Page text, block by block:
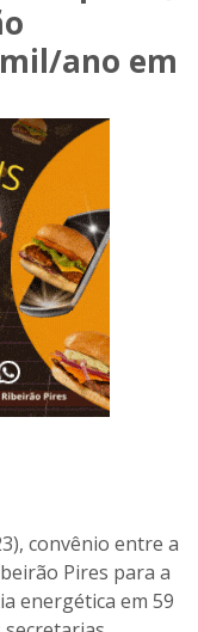
ano em
convênio entre a
Pires para a
energética em 59